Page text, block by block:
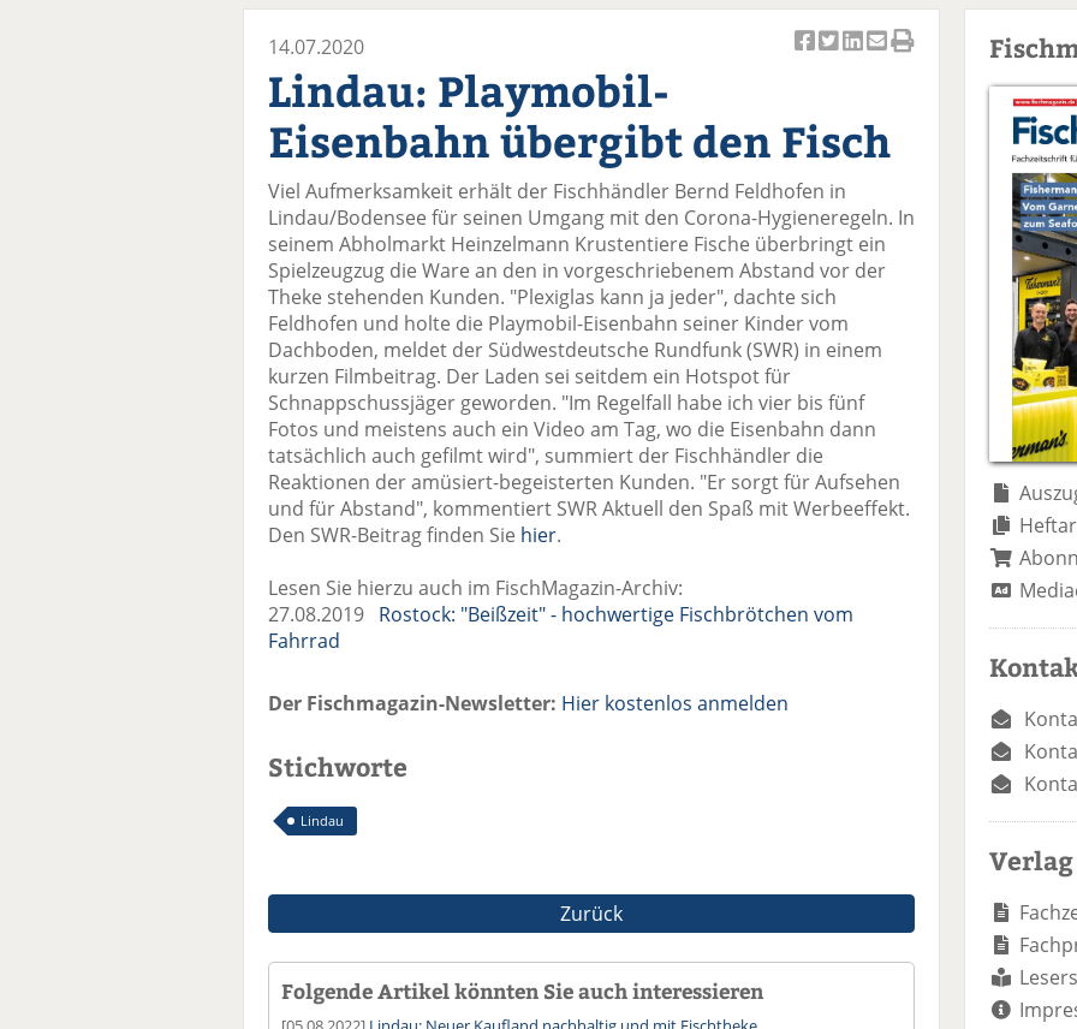
k
el
uf
F
ac
e
b
o
o
te
il
e
n
el
wi
tt
er
n
el
uf
Li
n
k
di
n
il
e
k
el
E
m
ai
er
d
n
ck
14.07.2020
Lindau: Playmobil-
Eisenbahn übergibt den Fisch
Viel Aufmerksamkeit erhält der Fischhändler Bernd Feldhofen in
Lindau/Bodensee für seinen Umgang mit den Corona-Hygieneregeln. In
seinem Abholmarkt Heinzelmann Krustentiere Fische überbringt ein
Spielzeugzug die Ware an den in vorgeschriebenem Abstand vor der
Theke stehenden Kunden. "Plexiglas kann ja jeder", dachte sich
Feldhofen und holte die Playmobil-Eisenbahn seiner Kinder vom
Dachboden, meldet der Südwestdeutsche Rundfunk (SWR) in einem
kurzen Filmbeitrag. Der Laden sei seitdem ein Hotspot für
Schnappschussjäger geworden. "Im Regelfall habe ich vier bis fünf
Fotos und meistens auch ein Video am Tag, wo die Eisenbahn dann
tatsächlich auch gefilmt wird", summiert der Fischhändler die
Reaktionen der amüsiert-begeisterten Kunden. "Er sorgt für Aufsehen
und für Abstand", kommentiert SWR Aktuell den Spaß mit Werbeeffekt.
Den SWR-Beitrag finden Sie hier.
Lesen Sie hierzu auch im FischMagazin-Archiv:
27.08.2019 Rostock: "Beißzeit" - hochwertige Fischbrötchen vom
Fahrrad
Der Fischmagazin-Newsletter: Hier kostenlos anmelden
Stichworte
Lindau
Zurück
Folgende Artikel könnten Sie auch interessieren
Verlag